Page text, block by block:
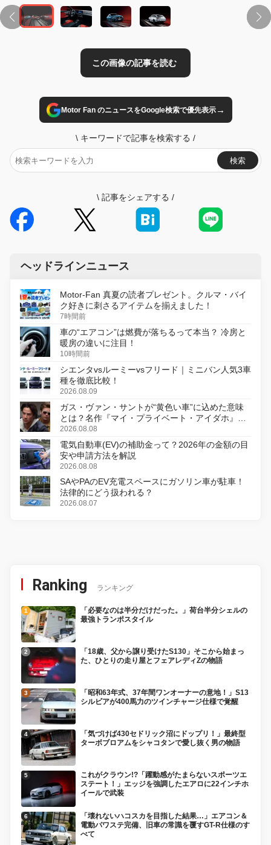
Motor Fan のニュースをGoogle検索で優先表示→
\ キーワードで記事を検索する /
検索
\ 記事をシェアする /
ヘッドラインニュース
Motor-Fan 真夏の読者プレゼント。クルマ・バイ
ク好きに刺さるアイテムを揃えました！
7時間前
車の“エアコン”は燃費が落ちるって本当？ 冷房と
暖房の違いに注目！
10時間前
シエンタvsルーミーvsフリード｜ミニバン人気3車
種を徹底比較！
2026.08.09
ガス・ヴァン・サントが“黄色い車”に込めた意味
とは？名作『マイ・プライベート・アイダホ』が
初のデジタルリマスター版で復活
2026.08.08
電気自動車(EV)の補助金って？2026年の金額の目
安や申請方法を解説
2026.08.08
SAやPAのEV充電スペースにガソリン車が駐車！
法律的にどう扱われる？
2026.08.07
Ranking ランキング
「必要なのは半分だけだった。」荷台半分シェルの
最強トランポスタイル
「18歳、父から譲り受けたS130」そこから始まっ
た、ひとりの走り屋とフェアレディZの物語
「昭和63年式、37年間ワンオーナーの意地！」S13
シルビアが400馬力のツインチャージ仕様で覚醒
「気づけば430セドリック沼にドップリ！」最終型
ターボブロアムをシャコタンで愛し抜く男の物語
これがクラウン!?「躍動感がたまらないスポーツエ
ステート！」エッジを強調したエアロに22インチホ
イールで武装
「壊れないハコスカを目指した結果…」エアコン＆
電動パワステ完備、旧車の常識を覆すGT-R仕様のす
べて